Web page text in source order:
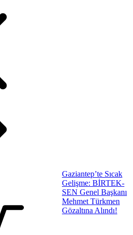
Gaziantep’te Sıcak
Gelişme: BİRTEK-
SEN Genel Başkanı
Mehmet Türkmen
Gözaltına Alındı!